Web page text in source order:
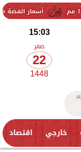
في مصر اليوم الجمعة 7 أغسطس 2026.. والجرام النقي
15:03
صفر
22
1448
خارجي اقتصاد